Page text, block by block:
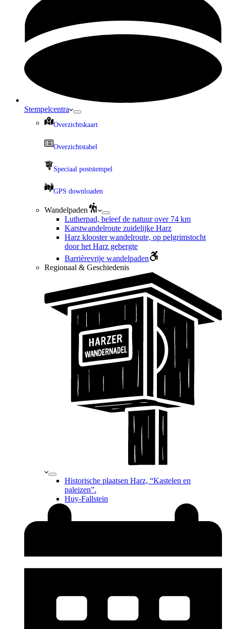
Stempelcentra
Overzichtskaart
Overzichtstabel
Speciaal poststempel
GPS downloaden
Wandelpaden
Lutherpad, beleef de natuur over 74 km
Karstwandelroute zuidelijke Harz
Harz klooster wandelroute, op pelgrimstocht
door het Harz gebergte
Barrièrevrije wandelpaden
Regionaal & Geschiedenis
Historische plaatsen Harz, “Kastelen en
paleizen”.
Huy-Fallstein